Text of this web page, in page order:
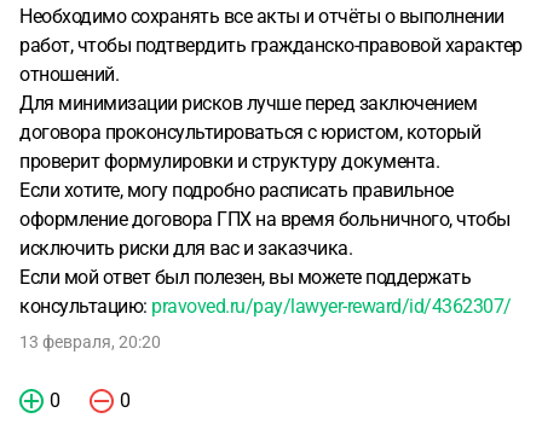
Необходимо сохранять все акты и отчёты о выполнении
работ, чтобы подтвердить гражданско-правовой характер
отношений.
Для минимизации рисков лучше перед заключением
договора проконсультироваться с юристом, который
проверит формулировки и структуру документа.
Если хотите, могу подробно расписать правильное
оформление договора ГПХ на время больничного, чтобы
исключить риски для вас и заказчика.
Если мой ответ был полезен, вы можете поддержать
консультацию: pravoved.ru/pay/lawyer-reward/id/4362307/
13 февраля, 20:20
0 0